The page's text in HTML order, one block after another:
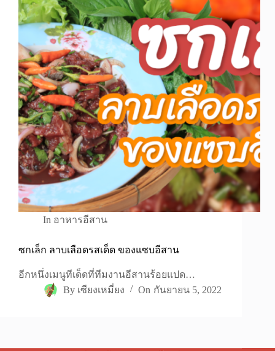
In อาหารอีสาน
ซกเล็ก ลาบเลือดรสเด็ด ของแซบอีสาน
อีกหนึ่งเมนูทีเด็ดที่ทีมงานอีสานร้อยแปด…
By เซียงเหมี่ยง On กันยายน 5, 2022